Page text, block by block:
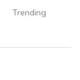
Trending